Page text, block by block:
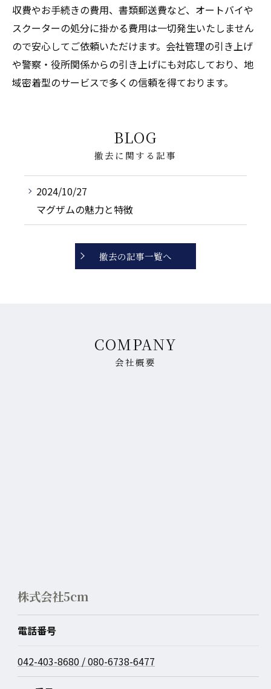
収費やお手続きの費用、書類郵送費など、オートバイや
スクーターの処分に掛かる費用は一切発生いたしません
ので安心してご依頼いただけます。会社管理の引き上げ
や警察・役所関係からの引き上げにも対応しており、地
域密着型のサービスで多くの信頼を得ております。
BLOG
撤去に関する記事
2024/10/27
マグザムの魅力と特徴
撤去の記事一覧へ
COMPANY
会社概要
株式会社5cm
電話番号
042-403-8680 / 080-6738-6477